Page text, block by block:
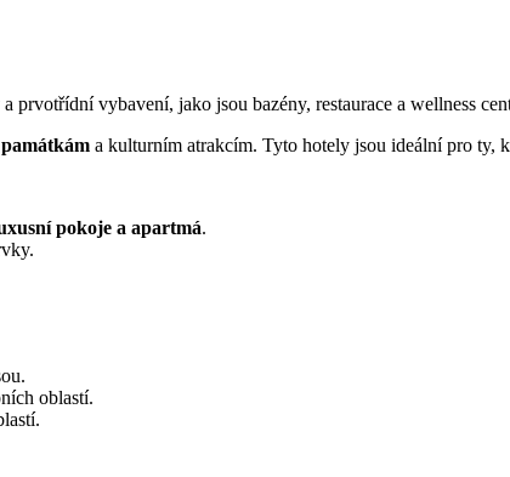
prvotřídní vybavení, jako jsou bazény, restaurace a wellness
a kulturním atrakcím. Tyto hotely jsou ideální pro ty,
pokoje a apartmá.
oblastí.